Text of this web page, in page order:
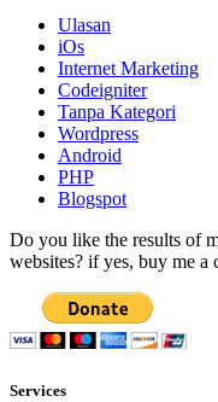
Ulasan
iOs
Internet Marketing
Codeigniter
Tanpa Kategori
Wordpress
Android
PHP
Blogspot
Do you like the results of
websites? if yes, buy me a
Services